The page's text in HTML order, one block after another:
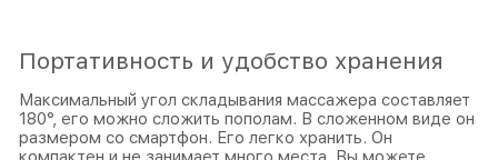
Портативность и удобство хранения
Максимальный угол складывания массажера составляет
180°, его можно сложить пополам. В сложенном виде он
размером со смартфон. Его легко хранить. Он